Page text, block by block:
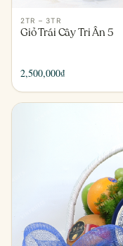
2TR – 3TR
Giỏ Trái Cây Tri Ân 5
2,500,000₫